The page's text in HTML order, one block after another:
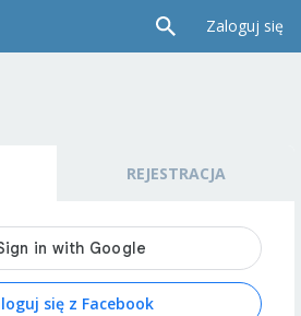
Zaloguj się
REJESTRACJA
się z Facebook